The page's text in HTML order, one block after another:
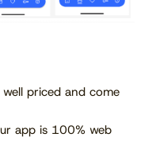
priced and come
app is 100% web